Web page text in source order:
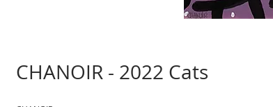
CHANOIR - 2022 Cats